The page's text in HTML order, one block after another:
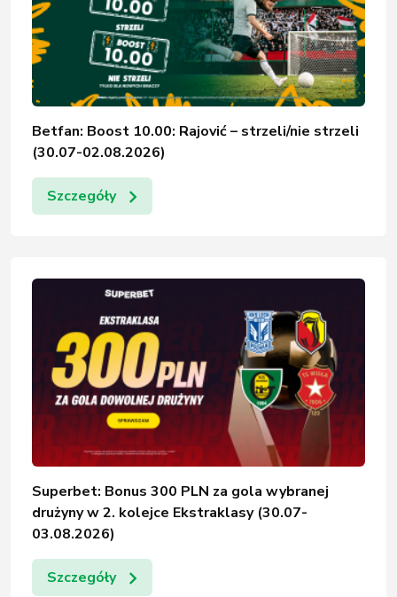
Betfan: Boost 10.00: Rajović – strzeli/nie strzeli
(30.07-02.08.2026)
Szczegóły
Superbet: Bonus 300 PLN za gola wybranej
drużyny w 2. kolejce Ekstraklasy (30.07-
03.08.2026)
Szczegóły